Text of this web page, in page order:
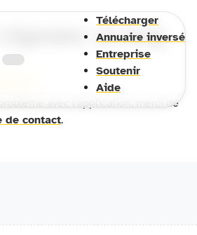
Télécharger
Annuaire inversé
Entreprise
Soutenir
Aide
un bug
avec l'application, merci de
de contact.